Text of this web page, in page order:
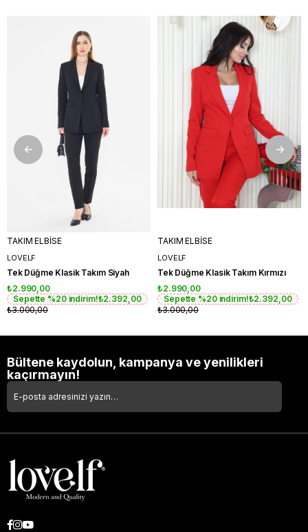
TAKIM ELBİSE
LOVELF
Tek Düğme Klasik Takım Siyah
₺2.990,00
Sepette %20 indirim!₺2.392,00
₺3.000,00
TAKIM ELBİSE
LOVELF
Tek Düğme Klasik Takım Kırmızı
₺2.990,00
Sepette %20 indirim!₺2.392,00
₺3.000,00
Bültene kaydolun, kampanya ve yenilikleri
kaçırmayın!